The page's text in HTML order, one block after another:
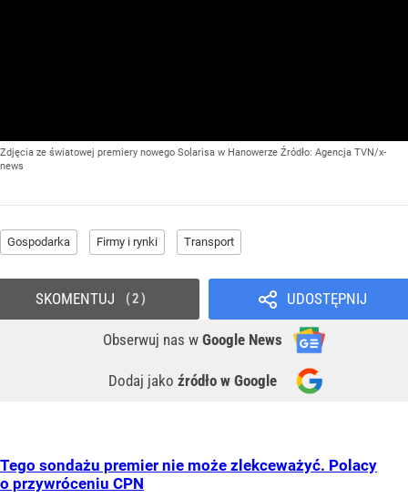
Zdjęcia ze światowej premiery nowego Solarisa w Hanowerze Źródło: Agencja TVN/x-
news
Gospodarka Firmy i rynki Transport
UDOSTĘPNIJ
Obserwuj nas w Google News
Dodaj jako źródło w Google
SKOMENTUJ 2
Tego sondażu premier nie może zlekceważyć. Polacy
o przywróceniu CPN